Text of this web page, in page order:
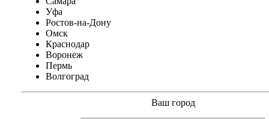
Уфа
Ростов-на-Дону
Омск
Краснодар
Воронеж
Пермь
Волгоград
Ваш город